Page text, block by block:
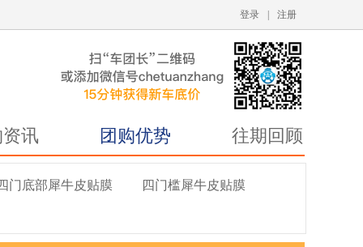
注册
登录
讯 团购优势 往期回顾
门底部犀牛皮贴膜 四门槛犀牛皮贴膜